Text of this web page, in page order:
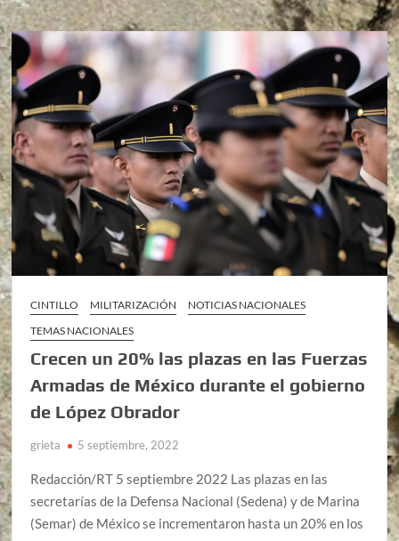
CINTILLO MILITARIZACIÓN
NOTICIAS NACIONALES
TEMAS NACIONALES
Crecen un 20% las plazas en las Fuerzas
Armadas de México durante el gobierno
de López Obrador
grieta 5 septiembre, 2022
Redacción/RT 5 septiembre 2022 Las plazas en las
secretarías de la Defensa Nacional (Sedena) y de Marina
(Semar) de México se incrementaron hasta un 20% en los